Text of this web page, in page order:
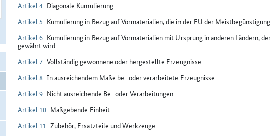
Artikel 4 Diagonale Kumulierung
Artikel 5 Kumulierung in Bezug auf Vormaterialien, die in der EU der
Artikel 6 Kumulierung in Bezug auf Vormaterialien mit Ursprung in anderen Ländern,
gewährt wird
Artikel 7 Vollständig gewonnene oder hergestellte Erzeugnisse
Artikel 8 In ausreichendem Maße be- oder verarbeitete Erzeugnisse
Artikel 9 Nicht ausreichende Be- oder Verarbeitungen
Artikel 10 Maßgebende Einheit
Artikel 11 Zubehör, Ersatzteile und Werkzeuge